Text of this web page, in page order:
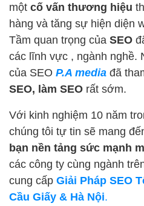
một cố vấn thương hiệu
hàng và tăng sự hiện diện
Tầm quan trọng của SEO
các lĩnh vực , ngành nghề.
của SEO P.A media đã
SEO, làm SEO rất sớm.
Với kinh nghiệm 10 năm
chúng tôi tự tin sẽ mang
bạn nền tảng sức mạnh
các công ty cùng ngành
cung cấp Giải Pháp SEO
Cầu Giấy & Hà Nội.